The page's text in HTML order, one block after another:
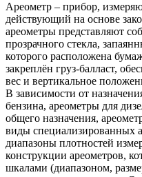
Ареометр – прибор,
действующий на основе
ареометры представляют
прозрачного стекла,
которого расположена
закреплён груз-балласт,
вес и вертикальное
В зависимости от
бензина, ареометры для
общего назначения,
виды специализированных
диапазоны плотностей
конструкции ареометров,
шкалами (диапазоном,